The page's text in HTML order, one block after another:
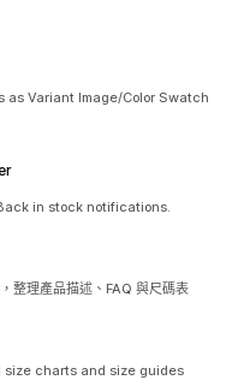
as Variant Image/Color Swatch
in stock notifications.
整理產品描述、FAQ 與尺碼表
charts and size guides